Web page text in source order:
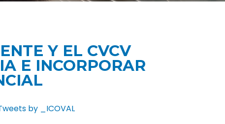
Y EL CVCV
E INCORPORAR
by _ICOVAL